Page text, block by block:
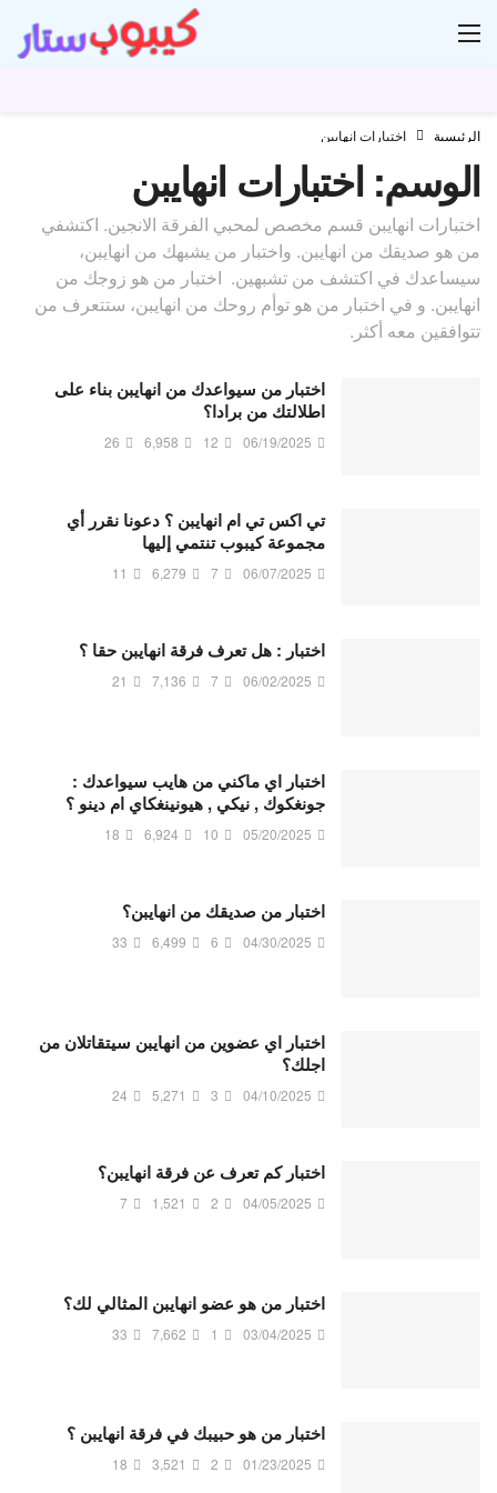
الرئيسية اختبارات انهايبن
الوسم:اختبارات انهايبن
اختبارات انهايبن قسم مخصص لمحبي الفرقة الانجين. اكتشفي
من هو صديقك من انهايبن. واختبار من يشبهك من انهايبن،
سيساعدك في اكتشف من تشبهين. اختبار من هو زوجك من
انهايبن. و في اختبار من هو توأم روحك من انهايبن، ستتعرف من
تتوافقين معه أكثر.
اختبار من سيواعدك من انهايبن بناء على
اطلالتك من برادا؟
06/19/2025
12
6,958
26
تي اكس تي ام انهايبن ؟ دعونا نقرر أي
مجموعة كيبوب تنتمي إليها
06/07/2025
7
6,279
11
اختبار : هل تعرف فرقة انهايبن حقا ؟
06/02/2025
7
7,136
21
اختبار اي ماكني من هايب سيواعدك :
جونغكوك , نيكي , هيونينغكاي ام دينو ؟
05/20/2025
10
6,924
18
اختبار من صديقك من انهايبن؟
04/30/2025
6
6,499
33
اختبار اي عضوين من انهايبن سيتقاتلان من
اجلك؟
04/10/2025
3
5,271
24
اختبار كم تعرف عن فرقة انهايبن؟
04/05/2025
2
1,521
7
اختبار من هو عضو انهايبن المثالي لك؟
03/04/2025
1
7,662
33
اختبار من هو حبيبك في فرقة انهايبن ؟
01/23/2025
2
3,521
18